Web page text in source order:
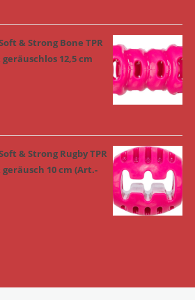
& Strong Bone TPR
12,5 cm
& Strong Rugby TPR
10 cm (Art.-